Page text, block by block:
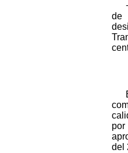
de
por
del